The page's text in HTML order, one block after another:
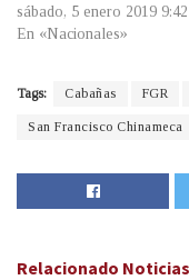
sábado, 5 enero 2019
En «Nacionales»
Tags: Cabañas FGR
San Francisco Chinameca
Relacionado Noticias